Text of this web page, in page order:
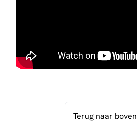
Terug naar boven